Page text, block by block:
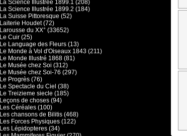
La Science Illustrée 1899.1 (208)
La Science Illustrée 1899.2 (184)
La Suisse Pittoresque (52)
Laiterie Houdet (72)
Larousse du XX° (33652)
Le Cuir (25)
Le Language des Fleurs (13)
Le Monde à Vol d'Oiseaux 1843 (211)
Le Monde Illustré 1868 (81)
Le Musée chez Soi (312)
Le Musée chez Soi-76 (297)
Le Progrès (76)
Le Spectacle du Ciel (38)
Le Treizieme siecle (185)
Leçons de choses (94)
Les Céréales (100)
Les chansons de Bilitis (468)
Les Forces Physiques (122)
Les Lépidopteres (34)